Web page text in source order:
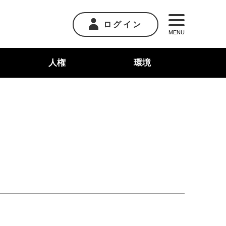
ログイン
MENU
人権 環境